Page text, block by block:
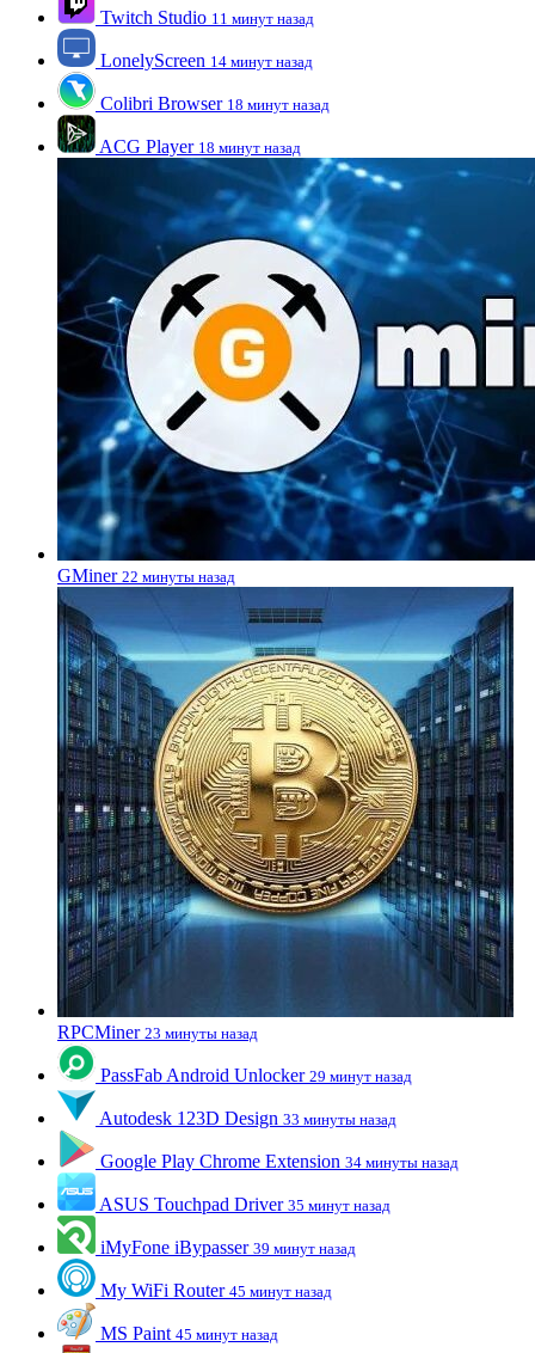
Twitch Studio 11 минут назад
LonelyScreen 14 минут назад
Colibri Browser 18 минут назад
ACG Player 18 минут назад
GMiner 22 минуты назад
RPCMiner 23 минуты назад
PassFab Android Unlocker 29 минут назад
Autodesk 123D Design 33 минуты назад
Google Play Chrome Extension 34 минуты назад
ASUS Touchpad Driver 35 минут назад
iMyFone iBypasser 39 минут назад
My WiFi Router 45 минут назад
MS Paint 45 минут назад